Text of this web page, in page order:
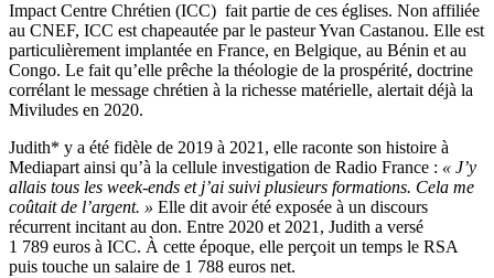
Impact Centre Chrétien (ICC) fait partie de ces églises. Non affiliée
au CNEF, ICC est chapeautée par le pasteur Yvan Castanou. Elle est
particulièrement implantée en France, en Belgique, au Bénin et au
Congo. Le fait qu’elle prêche la théologie de la prospérité, doctrine
corrélant le message chrétien à la richesse matérielle, alertait déjà la
Miviludes en 2020.
Judith* y a été fidèle de 2019 à 2021, elle raconte son histoire à
Mediapart ainsi qu’à la cellule investigation de Radio France : « J’y
allais tous les week-ends et j’ai suivi plusieurs formations. Cela me
coûtait de l’argent. » Elle dit avoir été exposée à un discours
récurrent incitant au don. Entre 2020 et 2021, Judith a versé
1 789 euros à ICC. À cette époque, elle perçoit un temps le RSA
puis touche un salaire de 1 788 euros net.